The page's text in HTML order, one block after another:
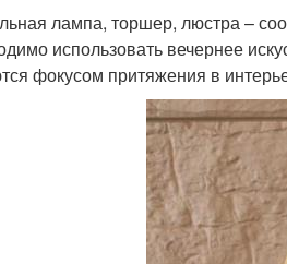
лампа, торшер, люстра –
использовать вечернее
фокусом притяжения в